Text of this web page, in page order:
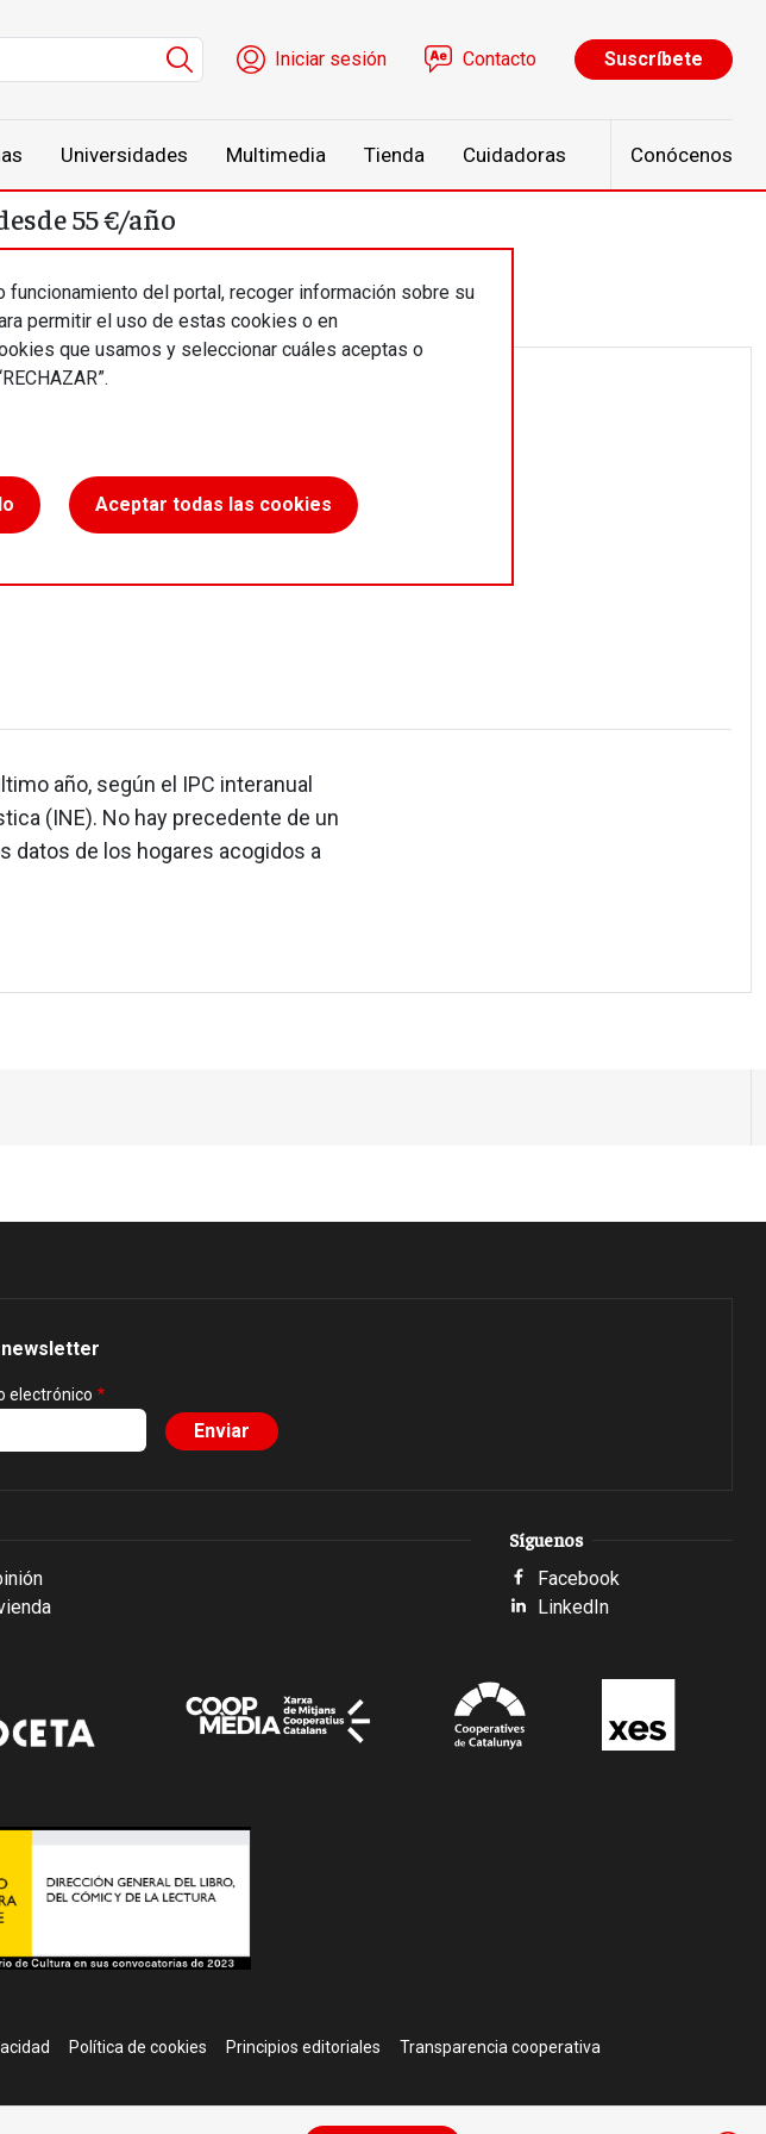
Menú de cuenta de usuario
Iniciar sesión Contacto Suscríbete
Universidades Multimedia Tienda Cuidadoras Conócenos
del portal, recoger información sobre su
permitir el uso de estas cookies o en
que usamos y seleccionar cuáles aceptas o
Aceptar todas las cookies
55 €/año
año, según el IPC interanual
(INE). No hay precedente de un
datos de los hogares acogidos a
electrónico
Síguenos
Facebook
LinkedIn
Política de cookies Principios editoriales Transparencia cooperativa